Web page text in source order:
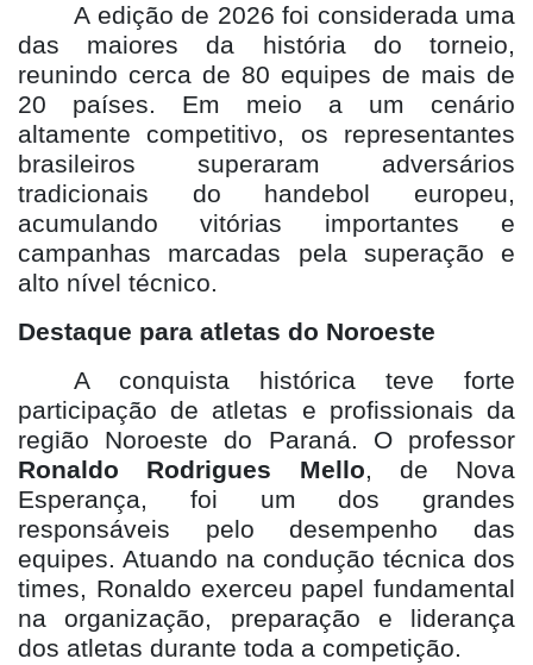
A edição de 2026 foi considerada uma
das maiores da história do torneio,
reunindo cerca de 80 equipes de mais de
20 países. Em meio a um cenário
altamente competitivo, os representantes
brasileiros superaram adversários
tradicionais do handebol europeu,
acumulando vitórias importantes e
campanhas marcadas pela superação e
alto nível técnico.
Destaque para atletas do Noroeste
A conquista histórica teve forte
participação de atletas e profissionais da
região Noroeste do Paraná. O professor
Ronaldo Rodrigues Mello, de Nova
Esperança, foi um dos grandes
responsáveis pelo desempenho das
equipes. Atuando na condução técnica dos
times, Ronaldo exerceu papel fundamental
na organização, preparação e liderança
dos atletas durante toda a competição.